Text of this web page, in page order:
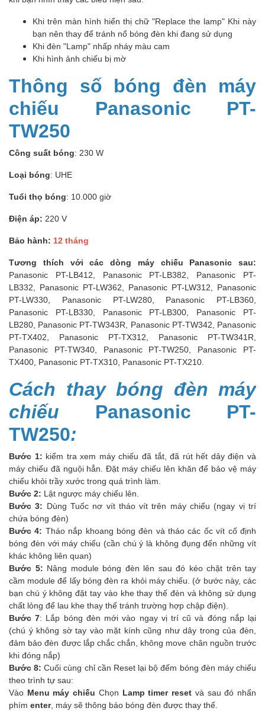
Khi trên màn hình hiển thị chữ "Replace the lamp" Khi này
bạn nên thay để tránh nổ bóng đèn khi đang sử dụng
Khi đèn "Lamp" nhấp nháy màu cam
Khi hình ảnh chiếu bị mờ
Thông số bóng đèn máy
chiếu Panasonic PT-
TW250
Công suất bóng: 230 W
Loại bóng: UHE
Tuổi thọ bóng: 10.000 giờ
Điện áp: 220 V
Bảo hành: 12 tháng
Tương thích với các dòng máy chiếu Panasonic sau:
Panasonic PT-LB412, Panasonic PT-LB382, Panasonic PT-
LB332, Panasonic PT-LW362, Panasonic PT-LW312, Panasonic
PT-LW330, Panasonic PT-LW280, Panasonic PT-LB360,
Panasonic PT-LB330, Panasonic PT-LB300, Panasonic PT-
LB280, Panasonic PT-TW343R, Panasonic PT-TW342, Panasonic
PT-TX402, Panasonic PT-TX312, Panasonic PT-TW341R,
Panasonic PT-TW340, Panasonic PT-TW250, Panasonic PT-
TX400, Panasonic PT-TX310, Panasonic PT-TX210.
Cách thay bóng đèn máy
chiếu Panasonic PT-
TW250:
Bước 1: kiểm tra xem máy chiếu đã tắt, đã rút hết dây điện và
máy chiếu đã nguội hẳn. Đặt máy chiếu lên khăn để bảo vệ máy
chiếu khỏi trầy xước trong quá trình làm.
Bước 2: Lật ngược máy chiếu lên.
Bước 3: Dùng Tuốc nơ vít tháo vít trên máy chiếu (ngay vị trí
chứa bóng đèn)
Bước 4: Tháo nắp khoang bóng đèn và tháo các ốc vít cố định
bóng đèn với máy chiếu (cần chú ý là không đụng đến những vít
khác không liên quan)
Bước 5: Nâng module bóng đèn lên sau đó kéo chặt trên tay
cầm module để lấy bóng đèn ra khỏi máy chiếu. (ở bước này, các
bạn chú ý không đặt tay vào khe thay thế đèn và không sử dụng
chất lỏng để lau khe thay thế tránh trường hợp chập điện).
Bước 7: Lắp bóng đèn mới vào ngay vị trí cũ và đóng nắp lại
(chú ý không sờ tay vào mặt kính cũng như dây trong của đèn,
đảm bảo đèn được lắp chắc chắn, không move chân nguồn trước
khi đóng nắp)
Bước 8:Cuối cùng chỉ cần Reset lại bộ đếm bóng đèn máy chiếu
theo trình tự sau:
Vào Menu máy chiếu Chọn Lamp timer reset và sau đó nhấn
phím enter, máy sẽ thông báo bóng đèn được thay thế.